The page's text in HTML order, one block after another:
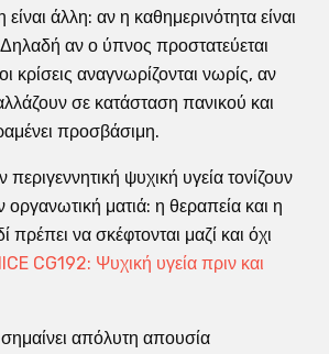
άλλη: αν η καθημερινότητα είναι
αν ο ύπνος προστατεύεται
κρίσεις αναγνωρίζονται νωρίς, αν
σε κατάσταση πανικού και
προσβάσιμη.
περιγεννητική ψυχική υγεία τονίζουν
οργανωτική ματιά: η θεραπεία και η
πρέπει να σκέφτονται μαζί και όχι
CG192: Ψυχική υγεία πριν και
απόλυτη απουσία